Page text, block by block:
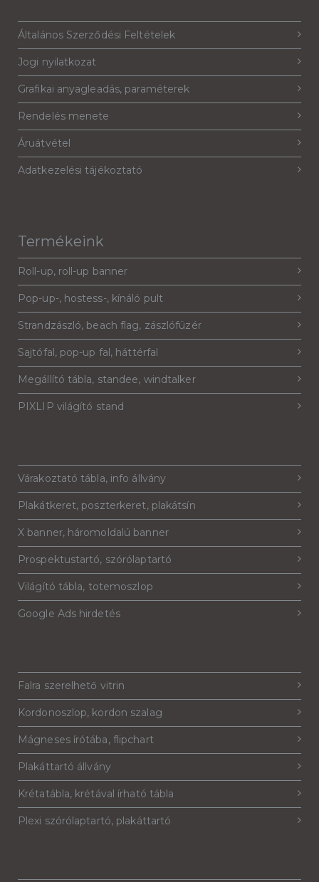
Általános Szerződési Feltételek
Jogi nyilatkozat
Grafikai anyagleadás, paraméterek
Rendelés menete
Áruátvétel
Adatkezelési tájékoztató
Termékeink
Roll-up, roll-up banner
Pop-up-, hostess-, kínáló pult
Strandzászló, beach flag, zászlófüzér
Sajtófal, pop-up fal, háttérfal
Megállító tábla, standee, windtalker
PIXLIP világító stand
Várakoztató tábla, info állvány
Plakátkeret, poszterkeret, plakátsín
X banner, háromoldalú banner
Prospektustartó, szórólaptartó
Világító tábla, totemoszlop
Google Ads hirdetés
Falra szerelhető vitrin
Kordonoszlop, kordon szalag
Mágneses írótába, flipchart
Plakáttartó állvány
Krétatábla, krétával írható tábla
Plexi szórólaptartó, plakáttartó